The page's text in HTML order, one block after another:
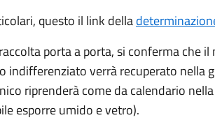
questo il link della
porta a porta, si conferma che
indifferenziato verrà recuperato nella
riprenderà come da calendario
esporre umido e vetro).